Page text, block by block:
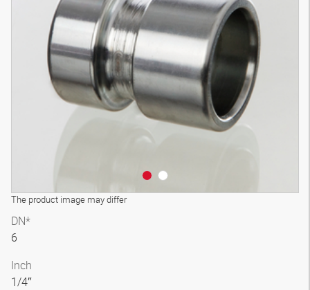
The product image may differ
DN*
6
Inch
1/4″